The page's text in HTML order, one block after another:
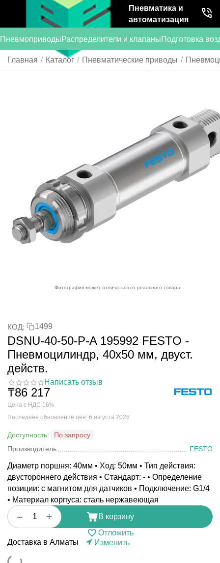
Пневматика и
автоматизация
ПневмоприводыРаспределители и клапаныПодготовка
Главная / Каталог / Пневматические приводы /
Фотография может отличаться от реального товара
КОД: 1499
DSNU-40-50-P-A 195992 FESTO -
Пневмоцилиндр, 40x50 мм, двуст.
действ.
Написать отзыв
₸86 217
Цена с НДС 16%
Последнее обновление цен: 6 августа 2026
Доступность:
По запросу
Производитель
FESTO
Диаметр поршня: 40мм • Ход: 50мм • Тип действия:
двустороннего действия • Стандарт: - • Определение
позиции: с магнитом для датчиков • Подключение: G1/4
• Материал корпуса: сталь нержавеющая
+
−
В корзину
Отложить
Доставка в Алматы
Изменить